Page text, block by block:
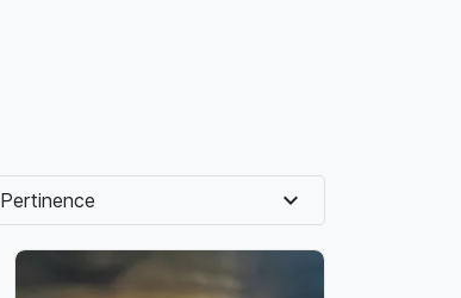
Pertinence expand_more